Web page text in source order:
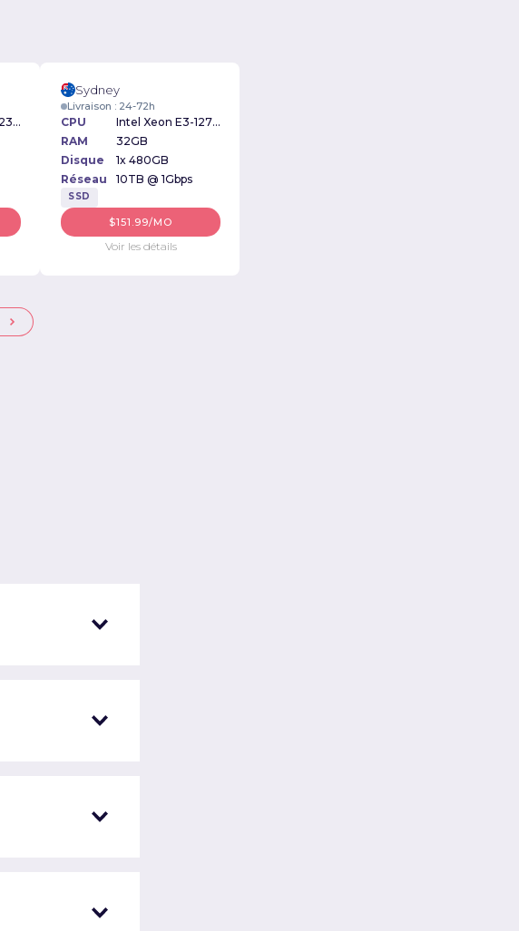
Intel Xeon E3-1230v2 3.30GHz
Sydney
Livraison : 24-72h
CPU
Intel Xeon E3-1270v3 3.50GHz
RAM
32GB
Disque
1x 480GB
Réseau
10TB @ 1Gbps
SSD
$151.99/MO
Voir les détails